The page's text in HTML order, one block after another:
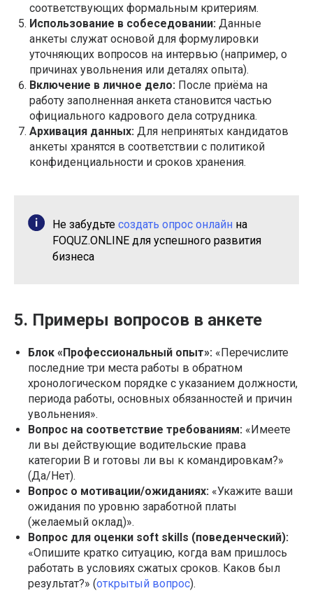
соответствующих формальным критериям.
Использование в собеседовании: Данные
анкеты служат основой для формулировки
уточняющих вопросов на интервью (например, о
причинах увольнения или деталях опыта).
Включение в личное дело: После приёма на
работу заполненная анкета становится частью
официального кадрового дела сотрудника.
Архивация данных: Для непринятых кандидатов
анкеты хранятся в соответствии с политикой
конфиденциальности и сроков хранения.
Не забудьте создать опрос онлайн на
FOQUZ.ONLINE для успешного развития
бизнеса
5. Примеры вопросов в анкете
Блок «Профессиональный опыт»: «Перечислите
последние три места работы в обратном
хронологическом порядке с указанием должности,
периода работы, основных обязанностей и причин
увольнения».
Вопрос на соответствие требованиям: «Имеете
ли вы действующие водительские права
категории B и готовы ли вы к командировкам?»
(Да/Нет).
Вопрос о мотивации/ожиданиях: «Укажите ваши
ожидания по уровню заработной платы
(желаемый оклад)».
Вопрос для оценки soft skills (поведенческий):
«Опишите кратко ситуацию, когда вам пришлось
работать в условиях сжатых сроков. Каков был
результат?» (открытый вопрос).